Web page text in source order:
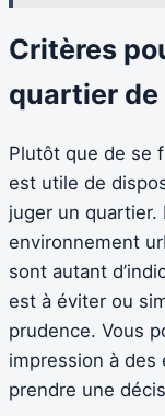
Critères
quartier de
Plutôt que de se
est utile de
juger un quartier.
environnement
sont autant
est à éviter ou
prudence. Vous
impression à
prendre une